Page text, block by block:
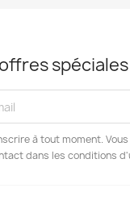
spéciales
à tout moment.
dans les conditions